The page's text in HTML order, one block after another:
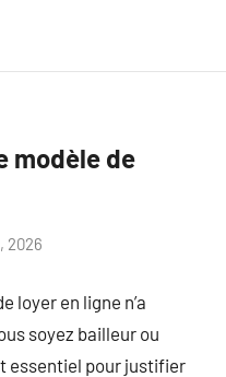
modèle de
2026
loyer en ligne n’a
soyez bailleur ou
essentiel pour justifier